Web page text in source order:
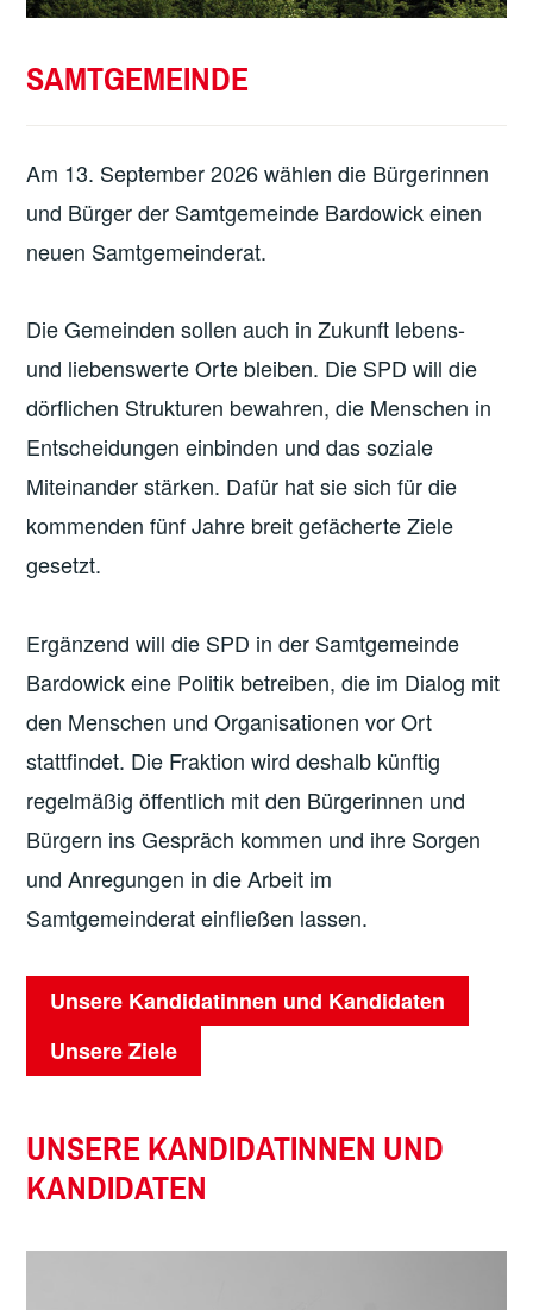
SAMTGEMEINDE
Am 13. September 2026 wählen die Bürgerinnen
und Bürger der Samtgemeinde Bardowick einen
neuen Samtgemeinderat.
Die Gemeinden sollen auch in Zukunft lebens-
und liebenswerte Orte bleiben. Die SPD will die
dörflichen Strukturen bewahren, die Menschen in
Entscheidungen einbinden und das soziale
Miteinander stärken. Dafür hat sie sich für die
kommenden fünf Jahre breit gefächerte Ziele
gesetzt.
Ergänzend will die SPD in der Samtgemeinde
Bardowick eine Politik betreiben, die im Dialog mit
den Menschen und Organisationen vor Ort
stattfindet. Die Fraktion wird deshalb künftig
regelmäßig öffentlich mit den Bürgerinnen und
Bürgern ins Gespräch kommen und ihre Sorgen
und Anregungen in die Arbeit im
Samtgemeinderat einfließen lassen.
Unsere Kandidatinnen und Kandidaten
Unsere Ziele
UNSERE KANDIDATINNEN UND
KANDIDATEN